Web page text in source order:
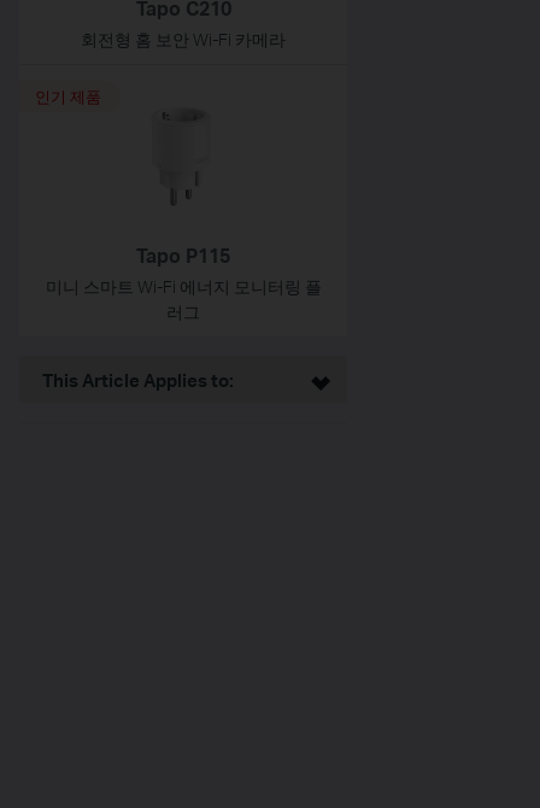
Tapo C210
회전형 홈 보안 Wi-Fi 카메라
Tapo P115
미니 스마트 Wi-Fi 에너지 모니터링 플
러그
인기 제품
This Article Applies to: